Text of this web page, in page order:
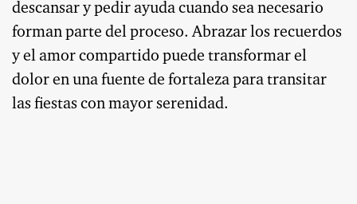
descansar y pedir ayuda cuando sea necesario
forman parte del proceso. Abrazar los recuerdos
y el amor compartido puede transformar el
dolor en una fuente de fortaleza para transitar
las fiestas con mayor serenidad.